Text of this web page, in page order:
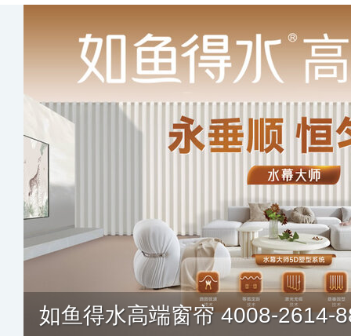
如鱼得水高端窗帘 4008-2614-